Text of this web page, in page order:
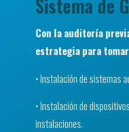
Sistema de
Con la auditoría
estrategia para
• Instalación de sistemas
• Instalación de
instalaciones.